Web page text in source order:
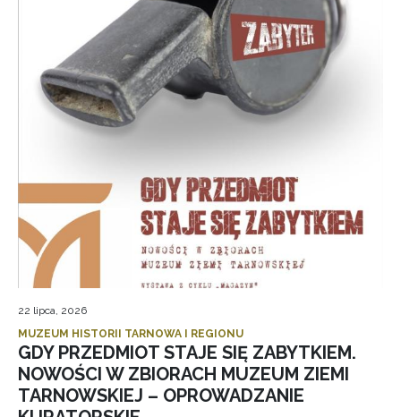
22 lipca, 2026
MUZEUM HISTORII TARNOWA I REGIONU
GDY PRZEDMIOT STAJE SIĘ ZABYTKIEM.
NOWOŚCI W ZBIORACH MUZEUM ZIEMI
TARNOWSKIEJ – OPROWADZANIE